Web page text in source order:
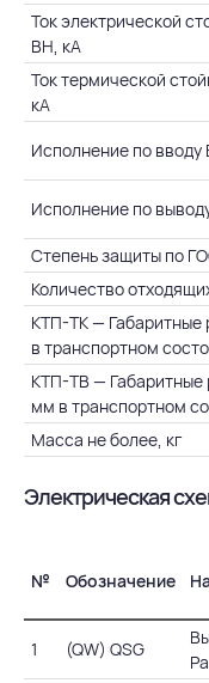
Ток электрической
ВН, кА
Ток термической
кА
Исполнение по вводу
Исполнение по
Степень защиты по
Количество
КТП-ТК —
в транспортном
КТП-ТВ — Габаритные
мм в транспортном
Масса не более, кг
Электрическая
№ Обозначение
1 (QW) QSG